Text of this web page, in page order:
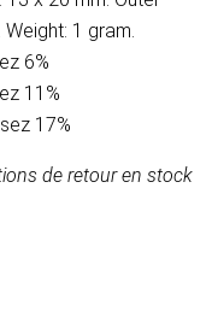
1 gram.
6%
11%
17%
de retour en stock